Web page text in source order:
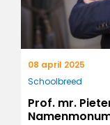
08 april 2025
Schoolbreed
Prof. mr.